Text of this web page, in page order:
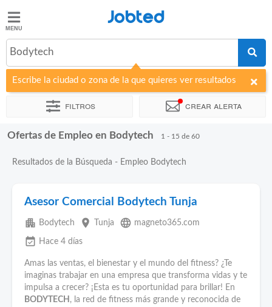
Jobted
Ofertas
de
empleo
Salarios
Jobted
Bodytech
Escribe la ciudad o zona de la que quieres ver resultados
Filtros Crear alerta
Ordenar por Empresa Agencia de empleo
Ofertas de Empleo en Bodytech 1 - 15 de 60
Resultados de la Búsqueda - Empleo Bodytech
Asesor Comercial Bodytech Tunja
apartment Bodytech place Tunja language magneto365.com
event_available Hace 4 días
Amas las ventas, el bienestar y el mundo del fitness? ¿Te
imaginas trabajar en una empresa que transforma vidas y te
impulsa a crecer? ¡Esta es tu oportunidad para brillar! En
BODYTECH , la red de fitness más grande y reconocida de